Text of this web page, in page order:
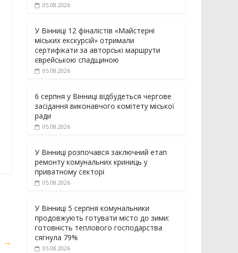
→
05.08.2026
У Вінниці 12 фіналістів «Майстерні
міських екскурсій» отримали
сертифікати за авторські маршрути
єврейською спадщиною
05.08.2026
6 серпня у Вінниці відбудеться чергове
засідання виконавчого комітету міської
ради
05.08.2026
У Вінниці розпочався заключний етап
ремонту комунальних криниць у
приватному секторі
05.08.2026
У Вінниці 5 серпня комунальники
продовжують готувати місто до зими:
готовність теплового господарства
сягнула 79%
05.08.2026